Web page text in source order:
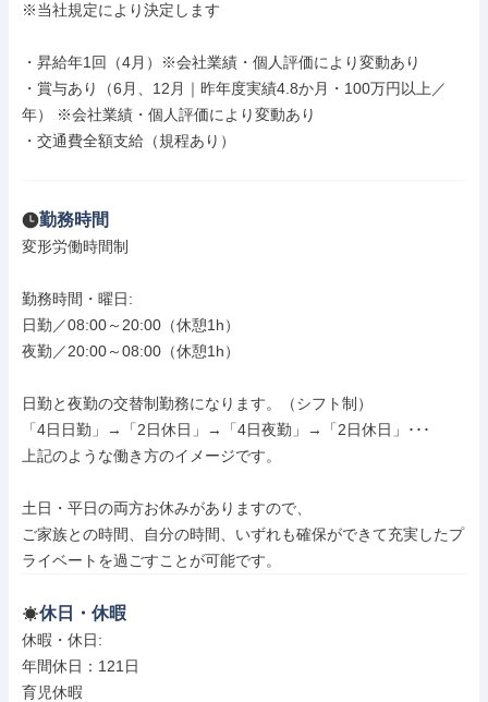
※当社規定により決定します
・昇給年1回（4月）※会社業績・個人評価により変動あり
・賞与あり（6月、12月｜昨年度実績4.8か月・100万円以上／
年） ※会社業績・個人評価により変動あり
・交通費全額支給（規程あり）
勤務時間
変形労働時間制
勤務時間・曜日:
日勤／08:00～20:00（休憩1h）
夜勤／20:00～08:00（休憩1h）
日勤と夜勤の交替制勤務になります。（シフト制）
「4日日勤」→「2日休日」→「4日夜勤」→「2日休日」･･･
上記のような働き方のイメージです。
土日・平日の両方お休みがありますので、
ご家族との時間、自分の時間、いずれも確保ができて充実したプ
ライベートを過ごすことが可能です。
休日・休暇
休暇・休日:
年間休日：121日
育児休暇